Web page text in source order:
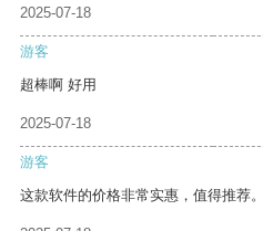
2025-07-18
游客
超棒啊 好用
2025-07-18
游客
这款软件的价格非常实惠，值得推荐。